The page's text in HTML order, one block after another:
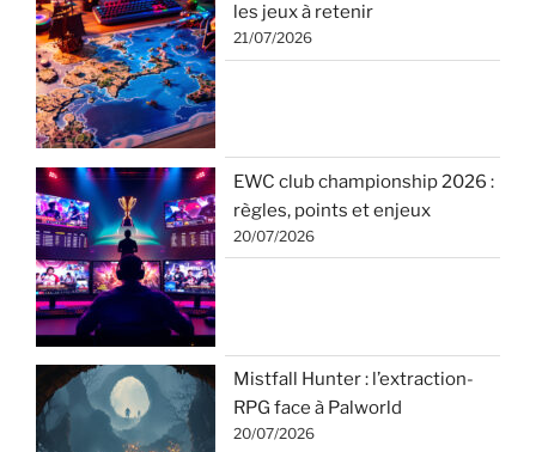
les jeux à retenir
21/07/2026
EWC club championship 2026 :
règles, points et enjeux
20/07/2026
Mistfall Hunter : l’extraction-
RPG face à Palworld
20/07/2026